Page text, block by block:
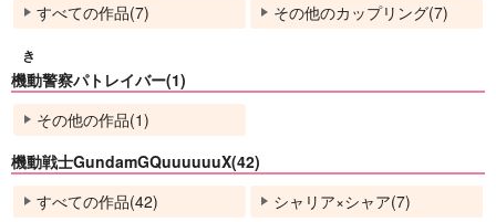
rnis推しのseの兄貴幻
覚まとめ本
針と糸
専売 1,572円（税込）
ブルーロック
糸師凛×潔世一
サンプル
カート
リデンプション
3,144
呪術廻戦
サンプル
カート
すべての作品(7)
その他のカップリング(7)
き
機動警察パトレイバー(1)
その他の作品(1)
機動戦士GundamGQuuuuuuX(42)
すべての作品(42)
シャリア×シャア(7)